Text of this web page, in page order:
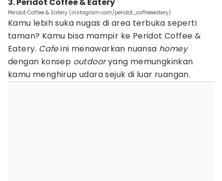
Peridot Coffee & Eatery (instagram.com/peridot_coffeeeatery)
Kamu lebih suka nugas di area terbuka seperti
taman? Kamu bisa mampir ke Peridot Coffee &
Eatery. Cafeini menawarkan nuansa homey
dengan konsep outdooryang memungkinkan
kamu menghirup udara sejuk di luar ruangan.